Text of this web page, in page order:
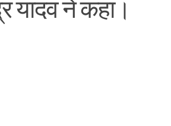
यादव ने कहा।